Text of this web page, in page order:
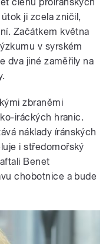
ji zcela zničil,
Začátkem května
v syrském
dva jiné zaměřily na
zbraněmi
iráckých hranic.
náklady íránských
i středomořský
Benet
chobotnice a bude